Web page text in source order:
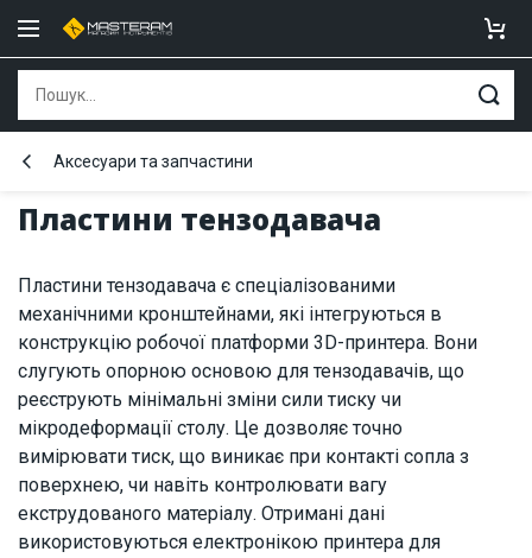
Пластини тензодавача
Аксесуари та запчастини
Пластини тензодавача є спеціалізованими
механічними кронштейнами, які інтегруються в
конструкцію робочої платформи 3D-принтера. Вони
слугують опорною основою для тензодавачів, що
реєструють мінімальні зміни сили тиску чи
мікродеформації столу. Це дозволяє точно
вимірювати тиск, що виникає при контакті сопла з
поверхнею, чи навіть контролювати вагу
екструдованого матеріалу. Отримані дані
використовуються електронікою принтера для